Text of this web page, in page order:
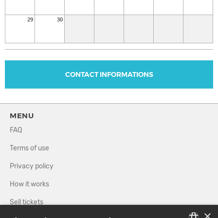
pure sonic happiness.
29 30
CONTACT INFORMATIONS
MENU
FAQ
Terms of use
Privacy policy
How it works
Sell tickets